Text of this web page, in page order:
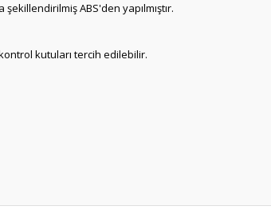
ABS'den yapılmıştır.
kutuları tercih edilebilir.